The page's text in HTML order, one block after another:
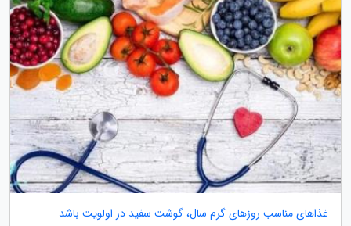
غذاهای مناسب روزهای گرم سال، گوشت سفید در اولویت باشد